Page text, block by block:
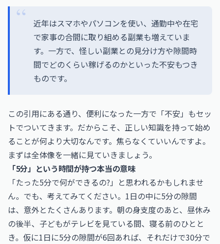
近年はスマホやパソコンを使い、通勤中や在宅
で家事の合間に取り組める副業も増えていま
す。一方で、怪しい副業との見分け方や隙間時
間でどのくらい稼げるのかといった不安もつき
ものです。
この引用にある通り、便利になった一方で「不安」もセッ
トでついてきます。だからこそ、正しい知識を持って始め
ることが何より大切なんです。焦らなくていいんですよ。
まずは全体像を一緒に見ていきましょう。
「5分」という時間が持つ本当の意味
「たった5分で何ができるの?」と思われるかもしれませ
ん。でも、考えてみてください。1日の中に5分の隙間
は、意外とたくさんあります。朝の身支度のあと、昼休み
の後半、子どもがテレビを見ている間、寝る前のひとと
き。仮に1日に5分の隙間が6回あれば、それだけで30分で